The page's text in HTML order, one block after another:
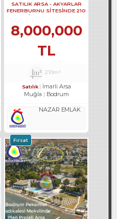
SATILIK ARSA - AKYARLAR
FENERBURNU SİTESİNDE 210
M2 İ ARSA REF-3249
8,000,000
TL
210m²
Satılık
İmarli Arsa
Muğla
Bodrum
NAZAR EMLAK
Fırsat